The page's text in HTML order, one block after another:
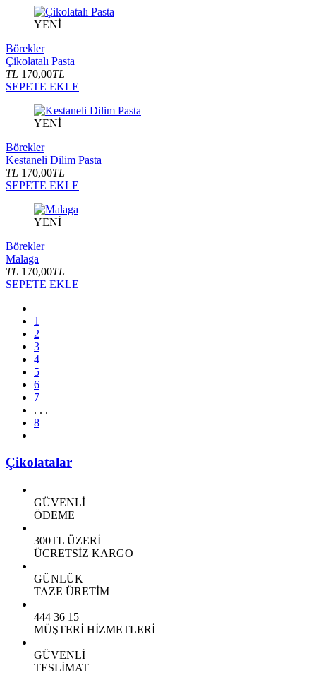
YENİ
Börekler
Çikolatalı Pasta
TL 170,00TL
SEPETE EKLE
YENİ
Börekler
Kestaneli Dilim Pasta
TL 170,00TL
SEPETE EKLE
YENİ
Börekler
Malaga
TL 170,00TL
SEPETE EKLE
1
2
3
4
5
6
7
. . .
8
Çikolatalar
GÜVENLİ
ÖDEME
300TL ÜZERİ
ÜCRETSİZ KARGO
GÜNLÜK
TAZE ÜRETİM
444 36 15
MÜŞTERİ HİZMETLERİ
GÜVENLİ
TESLİMAT